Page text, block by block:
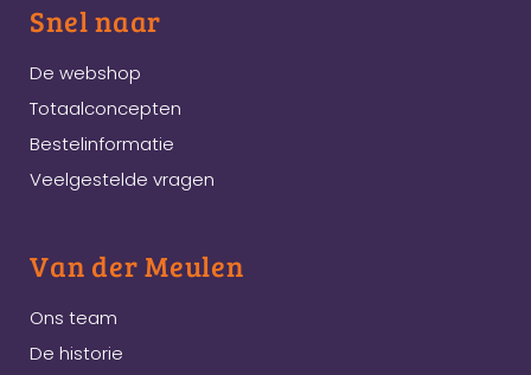
Snel naar
De webshop
Totaalconcepten
Bestelinformatie
Veelgestelde vragen
Van der Meulen
Ons team
De historie